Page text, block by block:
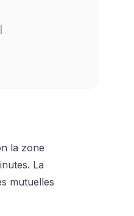
la zone
La
mutuelles